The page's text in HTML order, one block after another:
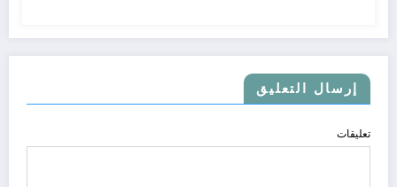
إرسال التعليق
تعليقات